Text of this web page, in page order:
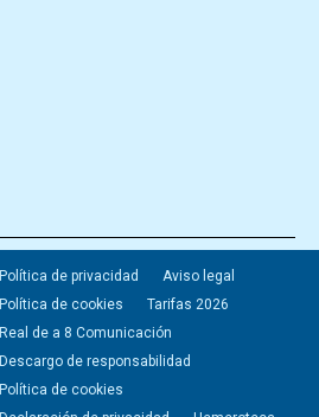
Política de privacidad
Aviso legal
Política de cookies
Tarifas 2026
Real de a 8 Comunicación
Descargo de responsabilidad
Política de cookies